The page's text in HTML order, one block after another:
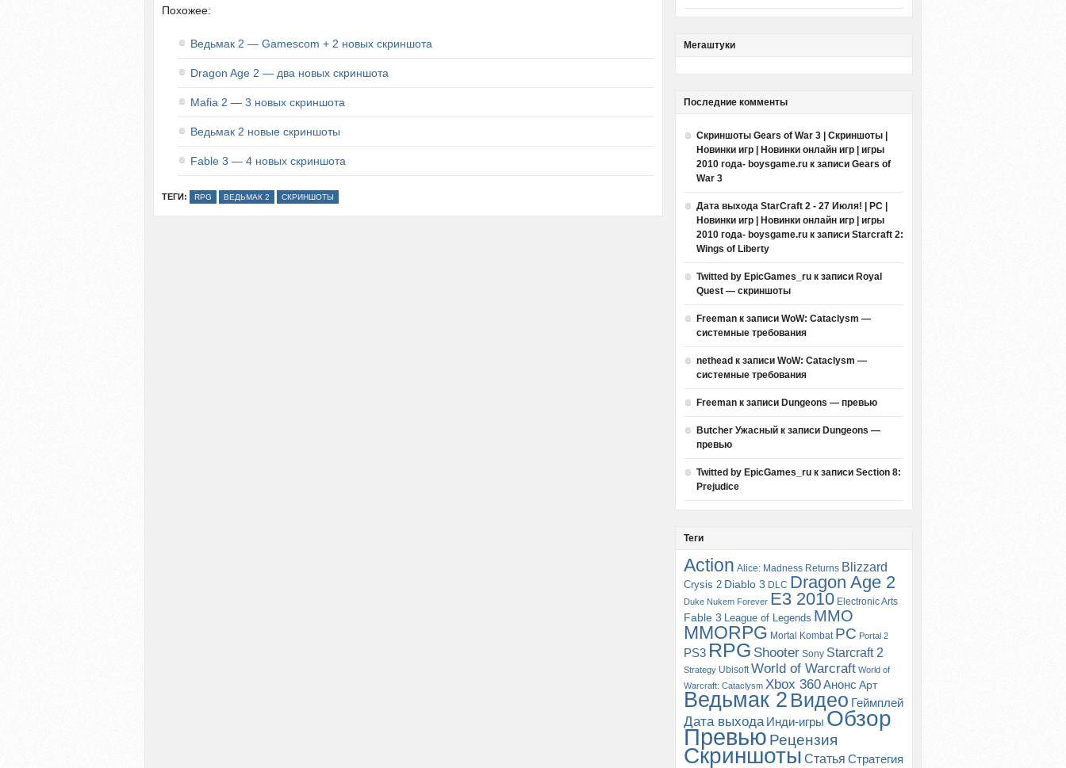
Похожее:
Ведьмак 2 — Gamescom + 2 новых скриншота
Dragon Age 2 — два новых скриншота
Mafia 2 — 3 новых скриншота
Ведьмак 2 новые скриншоты
Fable 3 — 4 новых скриншота
ТЕГИ: RPG ВЕДЬМАК 2 СКРИНШОТЫ
Мегаштуки
Последние комменты
Скриншоты Gears of War 3 | Скриншоты |
Новинки игр | Новинки онлайн игр | игры
2010 года- boysgame.ru к записи Gears of
War 3
Дата выхода StarCraft 2 - 27 Июля! | PC |
Новинки игр | Новинки онлайн игр | игры
2010 года- boysgame.ru к записи Starcraft 2:
Wings of Liberty
Twitted by EpicGames_ru к записи Royal
Quest — скриншоты
Freeman к записи WoW: Cataclysm —
системные требования
nethead к записи WoW: Cataclysm —
системные требования
Freeman к записи Dungeons — превью
Butcher Ужасный к записи Dungeons —
превью
Twitted by EpicGames_ru к записи Section 8:
Prejudice
Теги
Action Alice: Madness Returns Blizzard
Crysis 2 Diablo 3 DLC Dragon Age 2
Duke Nukem Forever E3 2010 Electronic Arts
Fable 3 League of Legends MMO
MMORPG Mortal Kombat PC Portal 2
PS3 RPG Shooter Sony Starcraft 2
Strategy Ubisoft World of Warcraft World of
Warcraft: Cataclysm Xbox 360Анонс Арт
Ведьмак 2 Видео Геймплей
Дата выхода Инди-игры Обзор
Превью Рецензия
Скриншоты Статья Стратегия